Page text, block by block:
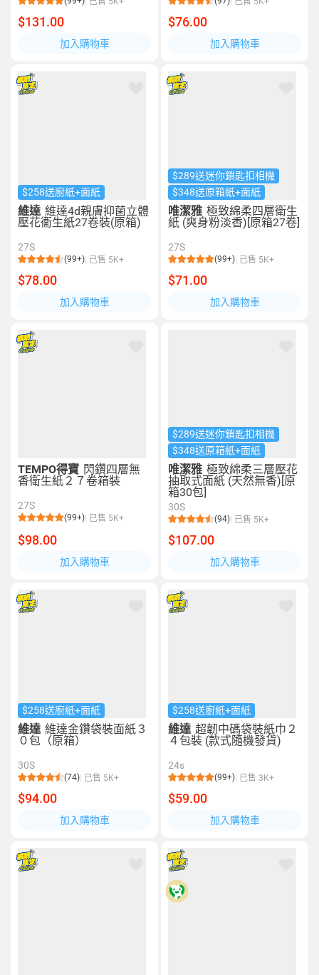
$131.00
加入購物車
$76.00
加入購物車
$258送廚紙+面紙
維達 維達4d親膚抑菌立體
壓花衞生紙27卷裝(原箱)
27S
(99+) 已售 5K+
$78.00
加入購物車
$289送迷你鎖匙扣相機
$348送原箱紙+面紙
唯潔雅 極致綿柔四層衛生
紙 (爽身粉淡香)[原箱27卷]
27S
(99+) 已售 5K+
$71.00
加入購物車
TEMPO得寶 閃鑽四層無
香衛生紙２７卷箱裝
27S
(99+) 已售 5K+
$98.00
加入購物車
$289送迷你鎖匙扣相機
$348送原箱紙+面紙
唯潔雅 極致綿柔三層壓花
抽取式面紙 (天然無香)[原
箱30包]
30S
(94) 已售 5K+
$107.00
加入購物車
$258送廚紙+面紙
維達 維達金鑽袋裝面紙３
０包（原箱）
30S
(74) 已售 5K+
$94.00
加入購物車
$258送廚紙+面紙
維達 超韌中碼袋裝紙巾２
４包裝 (款式隨機發貨)
24s
(99+) 已售 3K+
$59.00
加入購物車